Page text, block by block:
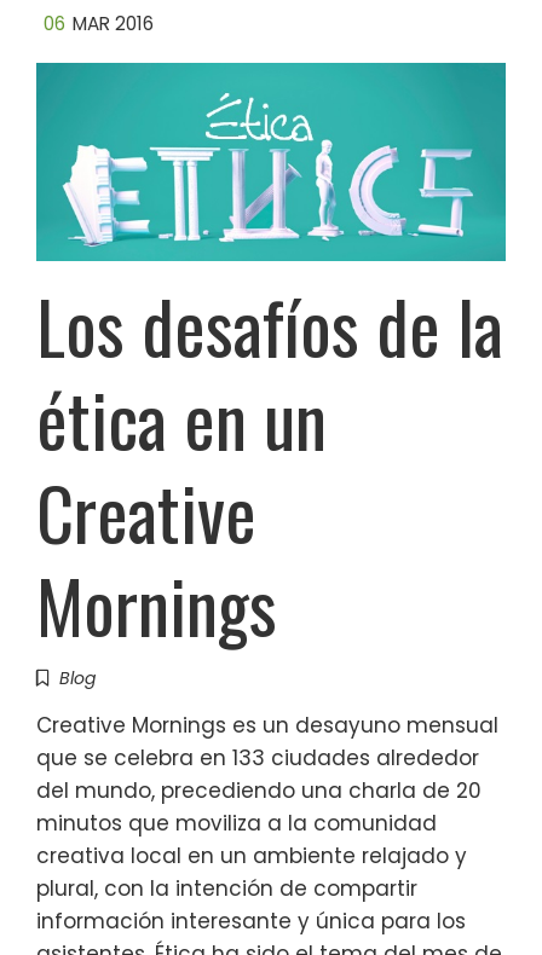
06 MAR 2016
Los desafíos de la
ética en un
Creative
Mornings
Blog
Creative Mornings es un desayuno mensual
que se celebra en 133 ciudades alrededor
del mundo, precediendo una charla de 20
minutos que moviliza a la comunidad
creativa local en un ambiente relajado y
plural, con la intención de compartir
información interesante y única para los